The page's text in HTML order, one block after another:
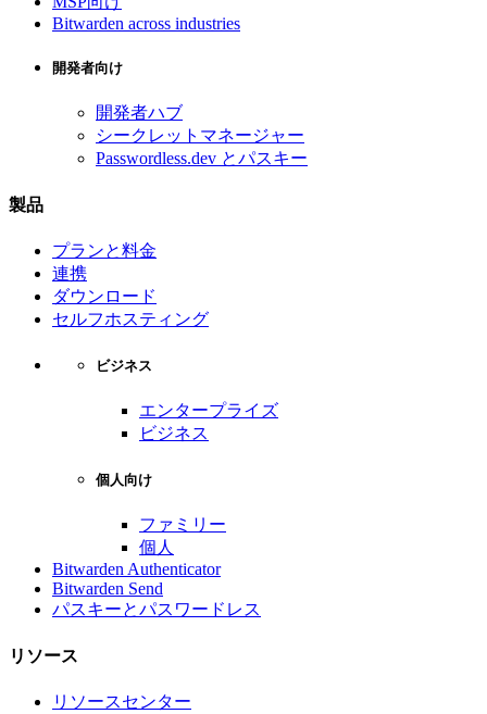
Bitwarden across industries
開発者向け
開発者ハブ
シークレットマネージャー
Passwordless.dev とパスキー
製品
プランと料金
連携
ダウンロード
セルフホスティング
ビジネス
エンタープライズ
ビジネス
個人向け
ファミリー
個人
Bitwarden Authenticator
Bitwarden Send
パスキーとパスワードレス
リソース
リソースセンター